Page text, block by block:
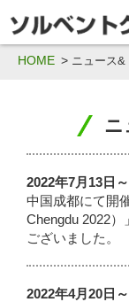
HOME ニュース&
ニ
2022年7月13日
中国成都にて開
Chengdu 2022
ございました。
2022年4月20日